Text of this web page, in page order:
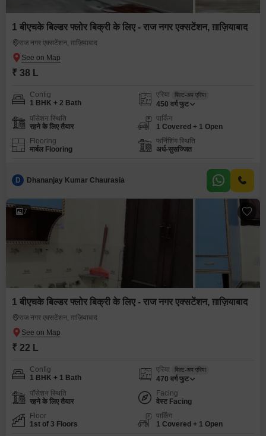
1 बीएचके बिल्डर फ्लोर बिक्री के लिए - राज नगर एक्सटेंशन, ग़ाज़ियाबाद
राज नगर एक्सटेंशन, ग़ाज़ियाबाद
₹ 38 L
Config
1 BHK + 2 Bath
एरिया बिल्ट-अप एरिया
450 वर्ग फुट
पॉसेशन स्थिति
रहने के लिए तैयार
पार्किंग
1 Covered + 1 Open
Flooring
मार्बल Flooring
फर्निशिंग स्थिति
अर्ध-सुसज्जित
D Dhananjay Kumar Chaurasia
7
1 बीएचके बिल्डर फ्लोर बिक्री के लिए - राज नगर एक्सटेंशन, ग़ाज़ियाबाद
राज नगर एक्सटेंशन, ग़ाज़ियाबाद
₹ 22 L
Config
1 BHK + 1 Bath
एरिया बिल्ट-अप एरिया
470 वर्ग फुट
पॉसेशन स्थिति
रहने के लिए तैयार
Facing
वेस्ट Facing
Floor
1st of 3 Floors
पार्किंग
1 Covered + 1 Open